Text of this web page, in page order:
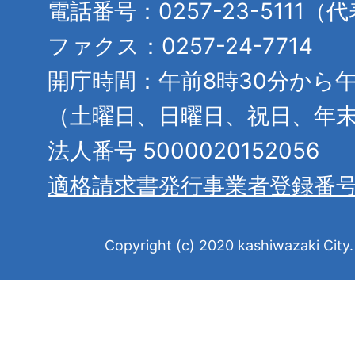
電話番号：0257-23-5111（代
ファクス：0257-24-7714
開庁時間：午前8時30分から
（土曜日、日曜日、祝日、年
法人番号 5000020152056
適格請求書発行事業者登録番
Copyright (c) 2020 kashiwazaki